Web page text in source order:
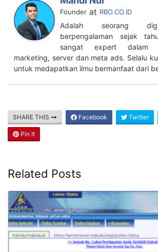
Founder at RBO.CO.ID
Adalah seorang
berpengalaman sejak
sangat expert dalam
marketing, server dan meta ads. Selalu
untuk medapatkan ilmu bermanfaat dari
SHARE THIS Facebook Twitter
Pin It
Related Posts